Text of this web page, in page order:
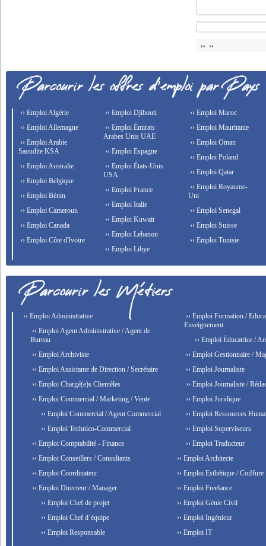
›› ››
›› Emploi Algérie
›› Emploi Allemagne
›› Emploi Arabie
Saoudite KSA
›› Emploi Australie
›› Emploi Belgique
›› Emploi Bénin
›› Emploi Cameroun
›› Emploi Canada
›› Emploi Côte d'Ivoire
›› Emploi Djibouti
›› Emploi Émirats
Arabes Unis UAE
›› Emploi Espagne
›› Emploi États-Unis
USA
›› Emploi France
›› Emploi Italie
›› Emploi Kuwait
›› Emploi Lebanon
›› Emploi Libye
›› Emploi Maroc
›› Emploi Mauritanie
›› Emploi Oman
›› Emploi Poland
›› Emploi Qatar
›› Emploi Royaume-
Uni
›› Emploi Senegal
›› Emploi Suisse
›› Emploi Tunisie
›› Emploi Administrative
›› Emploi Agent Administrative / Agent de
Bureau
›› Emploi Archiviste
›› Emploi Assistante de Direction / Secrétaire
›› Emploi Chargé(e)s Clientèles
›› Emploi Commercial / Marketing / Vente
›› Emploi Commercial / Agent Commercial
›› Emploi Technico-Commercial
›› Emploi Comptabilité - Finance
›› Emploi Conseillers / Consultants
›› Emploi Coordinateur
›› Emploi Directeur / Manager
›› Emploi Chef de projet
›› Emploi Chef d’équipe
›› Emploi Responsable
›› Emploi Formation /
Enseignement
›› Emploi Éducatrice /
›› Emploi Gestionnaire /
›› Emploi Journaliste
›› Emploi Journaliste /
›› Emploi Juridique
›› Emploi Ressources
›› Emploi Superviseurs
›› Emploi Traducteur
›› Emploi Architecte
›› Emploi Esthétique / Coiffure
›› Emploi Freelance
›› Emploi Génie Civil
›› Emploi Ingénieur
›› Emploi IT